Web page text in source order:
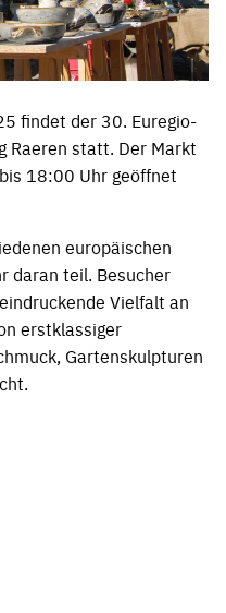
findet der 30. Euregio-
Raeren statt. Der Markt
18:00 Uhr geöffnet
europäischen
daran teil. Besucher
Vielfalt an
erstklassiger
Gartenskulpturen